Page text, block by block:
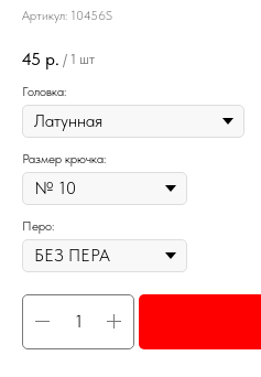
Артикул: 10456S
45 р. / 1 шт
Головка:
Размер крючка:
Перо: